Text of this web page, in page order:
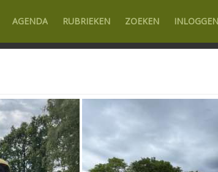
AGENDA RUBRIEKEN ZOEKEN INLOGGEN